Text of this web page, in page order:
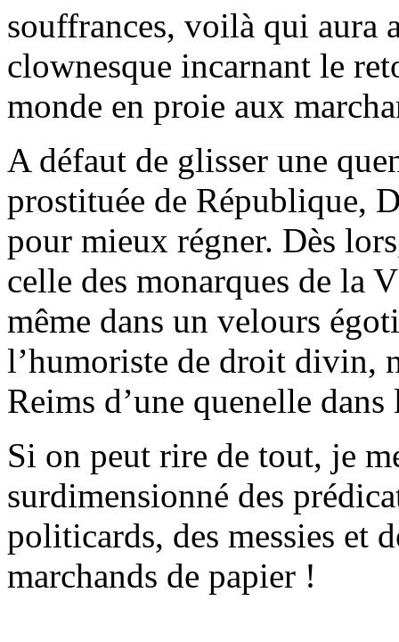
souffrances, voilà qui aura
clownesque incarnant le
monde en proie aux
A défaut de glisser une
prostituée de République,
pour mieux régner. Dès
celle des monarques de la
même dans un velours
l’humoriste de droit divin,
Reims d’une quenelle
Si on peut rire de tout, je
surdimensionné des
politicards, des messies et
marchands de papier !